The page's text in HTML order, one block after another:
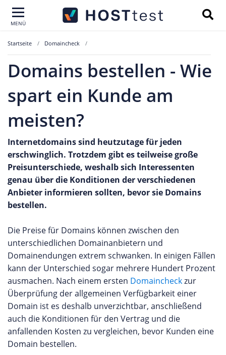
MENÜ
Startseite Domaincheck
Domains bestellen - Wie
spart ein Kunde am
meisten?
Internetdomains sind heutzutage für jeden
erschwinglich. Trotzdem gibt es teilweise große
Preisunterschiede, weshalb sich Interessenten
genau über die Konditionen der verschiedenen
Anbieter informieren sollten, bevor sie Domains
bestellen.
Die Preise für Domains können zwischen den
unterschiedlichen Domainanbietern und
Domainendungen extrem schwanken. In einigen Fällen
kann der Unterschied sogar mehrere Hundert Prozent
ausmachen. Nach einem ersten Domaincheckzur
Überprüfung der allgemeinen Verfügbarkeit einer
Domain ist es deshalb unverzichtbar, anschließend
auch die Konditionen für den Vertrag und die
anfallenden Kosten zu vergleichen, bevor Kunden eine
Domain bestellen.